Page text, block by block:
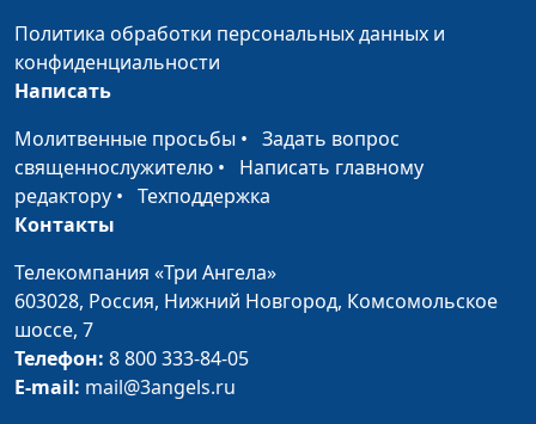
Мещерякова (кулинар),
Татьяна Тимонина
Замуж - зачем?
Анна Ронжина, Юлия
Авструб, Екатерина
Голубева, Ольга Фролова,
Галина Мещерякова
Возрастные кризисы
Барсукова, Елена
Политика обработки персональных данных и
конфиденциальности
Написать
Молитвенные просьбы • Задать вопрос
священнослужителю • Написать главному
редактору • Техподдержка
Контакты
Телекомпания «Три Ангела»
603028, Россия, Нижний Новгород, Комсомольское
шоссе, 7
Телефон: 8 800 333-84-05
E-mail: mail@3angels.ru